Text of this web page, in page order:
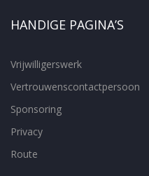
HANDIGE PAGINA’S
Vrijwilligerswerk
Vertrouwenscontactpersoon
Sponsoring
Privacy
Route